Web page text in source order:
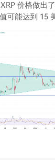
价格做出
可能达到 15